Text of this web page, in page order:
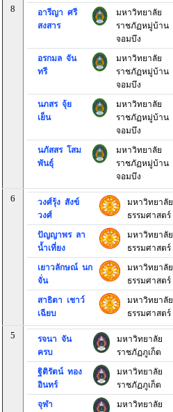
8
อารีญา ศรี
สงสาร
มหาวิทยาลัย
ราชภัฏหมู่บ้าน
จอมบึง
อรกมล จัน
ทรี
มหาวิทยาลัย
ราชภัฏหมู่บ้าน
จอมบึง
นภสร จุ้ย
เย็น
มหาวิทยาลัย
ราชภัฏหมู่บ้าน
จอมบึง
นภัสสร โสม
พันธุ์
มหาวิทยาลัย
ราชภัฏหมู่บ้าน
จอมบึง
6
วงศ์รุ้ง สังข์
วงศ์
มหาวิทยาลัย
ธรรมศาสตร์
ปัญญาพร ลา
น้ำเที่ยง
มหาวิทยาลัย
ธรรมศาสตร์
เยาวลักษณ์ นก
จั่น
มหาวิทยาลัย
ธรรมศาสตร์
สาธิตา เชาว์
เฉียบ
มหาวิทยาลัย
ธรรมศาสตร์
5
รจนา จัน
ครบ
มหาวิทยาลัย
ราชภัฏภูเก็ต
ฐิติรัตน์ ทอง
อินทร์
มหาวิทยาลัย
ราชภัฏภูเก็ต
จุฬา
มหาวิทยาลัย